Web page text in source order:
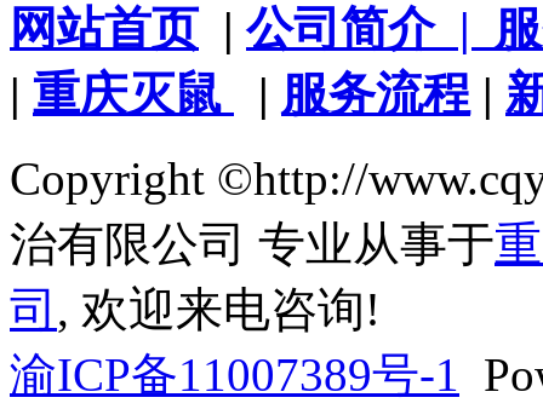
网站首页 | 公司简介| 服
| 重庆灭鼠 | 服务流程 |
Copyright ©http://
治有限公司 专业从事于
司 , 欢迎来电咨询!
渝ICP备11007389号-1